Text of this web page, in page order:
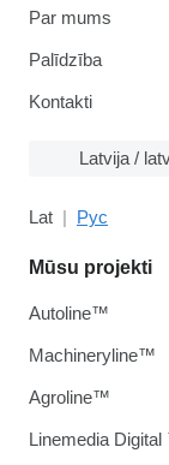
Par mums
Palīdzība
Kontakti
Latvija /
Lat Рус
Mūsu projekti
Autoline™
Machineryline™
Agroline™
Linemedia